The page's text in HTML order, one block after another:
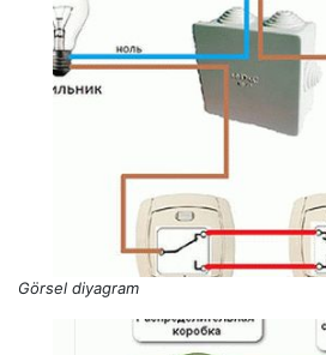
Görsel diyagram